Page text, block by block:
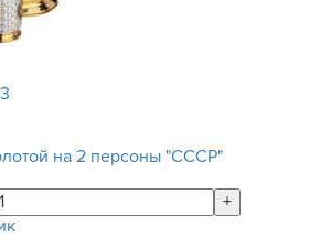
на 2 персоны "СССР"
+